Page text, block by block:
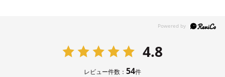
4.8
レビュー件数： 54件